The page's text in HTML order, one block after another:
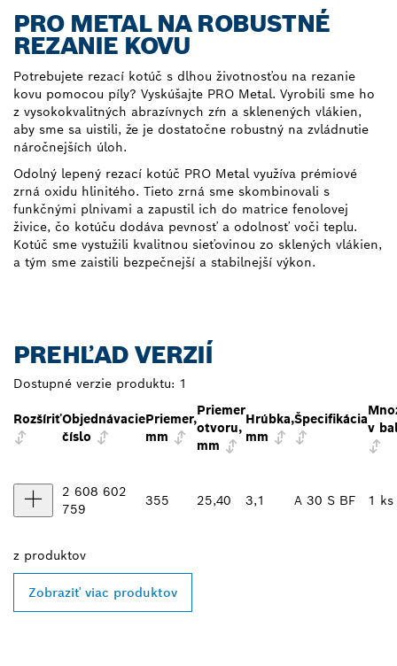
PRO METAL NA ROBUSTNÉ
REZANIE KOVU
Potrebujete rezací kotúč s dlhou životnosťou na rezanie
kovu pomocou píly? Vyskúšajte PRO Metal. Vyrobili sme ho
z vysokokvalitných abrazívnych zŕn a sklenených vlákien,
aby sme sa uistili, že je dostatočne robustný na zvládnutie
náročnejších úloh.
Odolný lepený rezací kotúč PRO Metal využíva prémiové
zrná oxidu hlinitého. Tieto zrná sme skombinovali s
funkčnými plnivami a zapustil ich do matrice fenolovej
živice, čo kotúču dodáva pevnosť a odolnosť voči teplu.
Kotúč sme vystužili kvalitnou sieťovinou zo sklených vlákien,
a tým sme zaistili bezpečnejší a stabilnejší výkon.
PREHĽAD VERZIÍ
Dostupné verzie produktu: 1
RozšíriťObjednávacie
číslo
Priemer,
mm
Priemer
otvoru,
mm
Hrúbka,
mm
Špecifikácia
v
2 608 602
759
355 25,40 3,1 A 30 S BF 1 ks
z produktov
Zobraziť viac produktov